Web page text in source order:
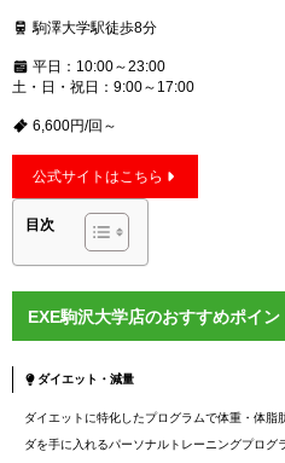
駒澤大学駅徒歩8分
平日：10:00～23:00
土・日・祝日：9:00～17:00
6,600円/回～
公式サイトはこちら
目次
EXE駒沢大学店のおすすめポイン
ダイエット・減量
ダイエットに特化したプログラムで体重・体脂
ダを手に入れるパーソナルトレーニングプログ